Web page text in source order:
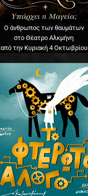
Ο άνθρωπος των θαυμάτων
στο Θέατρο Αλκμήνη
από την Κυριακή 4 Οκτωβρίου